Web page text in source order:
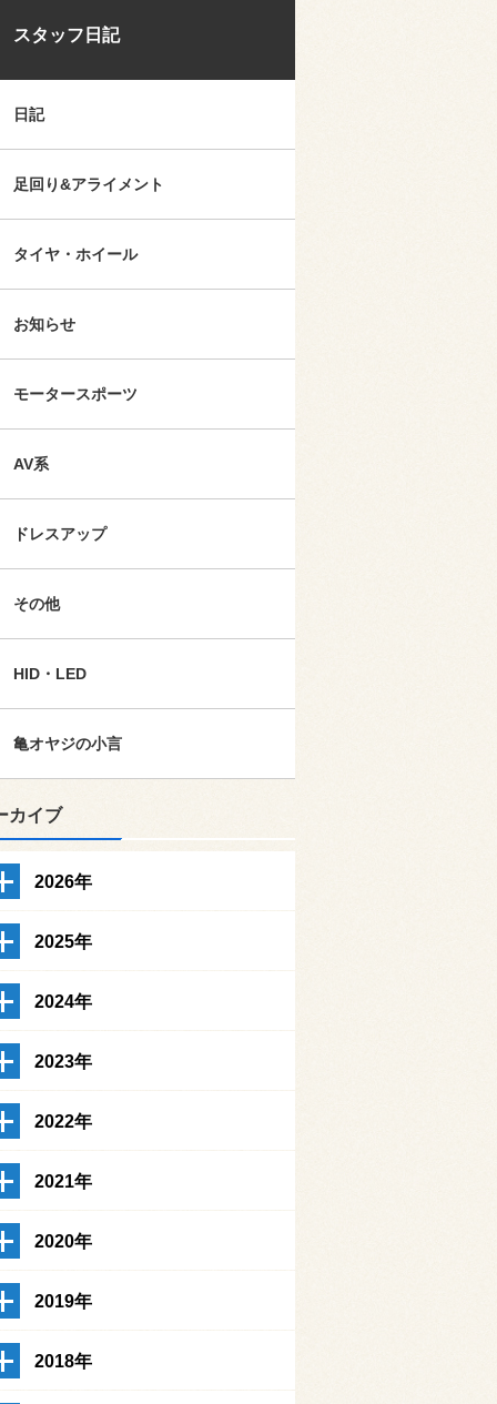
スタッフ日記
日記
足回り&アライメント
タイヤ・ホイール
お知らせ
モータースポーツ
AV系
ドレスアップ
その他
HID・LED
亀オヤジの小言
カイブ
2026年
2025年
2024年
2023年
2022年
2021年
2020年
2019年
2018年